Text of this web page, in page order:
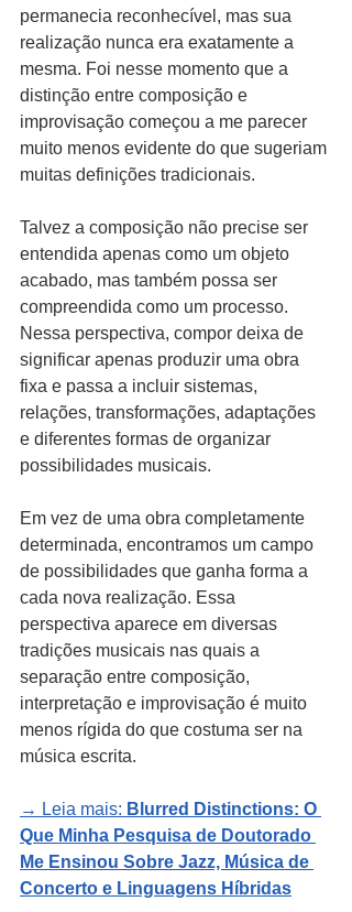
permanecia reconhecível, mas sua
realização nunca era exatamente a
mesma. Foi nesse momento que a
distinção entre composição e
improvisação começou a me parecer
muito menos evidente do que sugeriam
muitas definições tradicionais.
Talvez a composição não precise ser
entendida apenas como um objeto
acabado, mas também possa ser
compreendida como um processo.
Nessa perspectiva, compor deixa de
significar apenas produzir uma obra
fixa e passa a incluir sistemas,
relações, transformações, adaptações
e diferentes formas de organizar
possibilidades musicais.
Em vez de uma obra completamente
determinada, encontramos um campo
de possibilidades que ganha forma a
cada nova realização. Essa
perspectiva aparece em diversas
tradições musicais nas quais a
separação entre composição,
interpretação e improvisação é muito
menos rígida do que costuma ser na
música escrita.
→ Leia mais: Blurred Distinctions: O
Que Minha Pesquisa de Doutorado
Me Ensinou Sobre Jazz, Música de
Concerto e Linguagens Híbridas